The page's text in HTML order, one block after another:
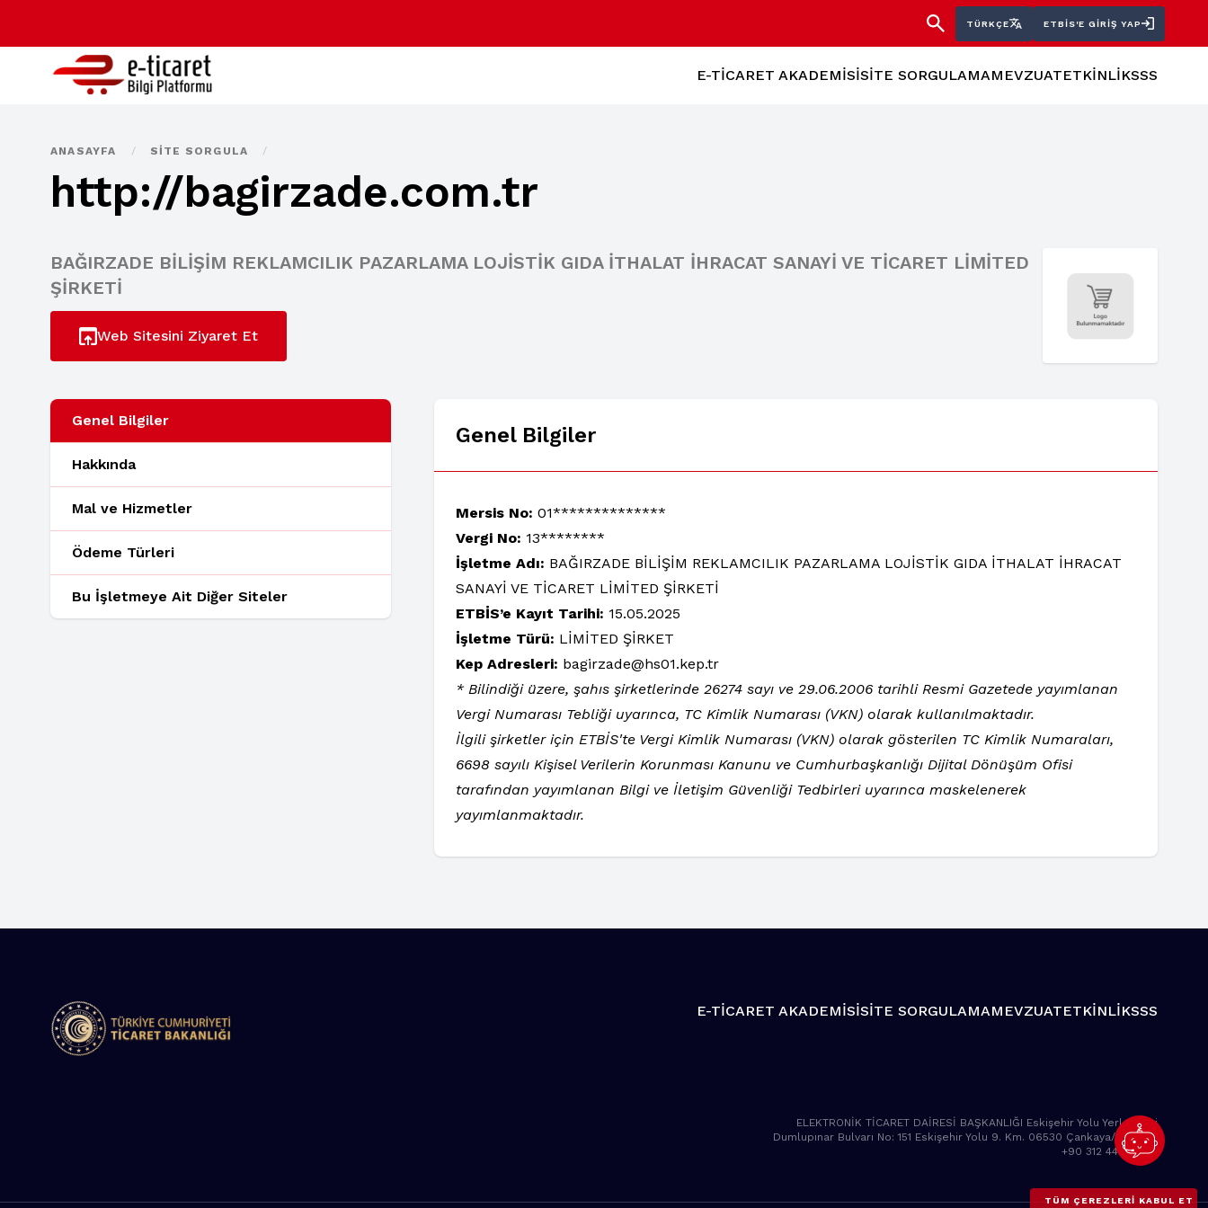
TÜRKÇE ETBİS'E GIRIŞ YAP
E-TİCARET AKADEMİSİSİTE SORGULAMAMEVZUATETKİNLİKSSS
ANASAYFA / SITE SORGULA /
http://bagirzade.com.tr
BAĞIRZADE BİLİŞİM REKLAMCILIK PAZARLAMA LOJİSTİK GIDA İTHALAT İHRACAT SANAYİ VE TİCARET LİMİTED
ŞİRKETİ
Web Sitesini Ziyaret Et
Genel Bilgiler
Hakkında
Mal ve Hizmetler
Ödeme Türleri
Bu İşletmeye Ait Diğer Siteler
Genel Bilgiler
Mersis No: 01**************
Vergi No: 13********
İşletme Adı: BAĞIRZADE BİLİŞİM REKLAMCILIK PAZARLAMA LOJİSTİK GIDA İTHALAT İHRACAT
SANAYİ VE TİCARET LİMİTED ŞİRKETİ
ETBİS’e Kayıt Tarihi: 15.05.2025
İşletme Türü: LİMİTED ŞİRKET
Kep Adresleri: bagirzade@hs01.kep.tr
* Bilindiği üzere, şahıs şirketlerinde 26274 sayı ve 29.06.2006 tarihli Resmi Gazetede yayımlanan
Vergi Numarası Tebliği uyarınca, TC Kimlik Numarası (VKN) olarak kullanılmaktadır.
İlgili şirketler için ETBİS'te Vergi Kimlik Numarası (VKN) olarak gösterilen TC Kimlik Numaraları,
6698 sayılı Kişisel Verilerin Korunması Kanunu ve Cumhurbaşkanlığı Dijital Dönüşüm Ofisi
tarafından yayımlanan Bilgi ve İletişim Güvenliği Tedbirleri uyarınca maskelenerek
yayımlanmaktadır.
E-TİCARET AKADEMİSİSİTE SORGULAMAMEVZUATETKİNLİKSSS
ELEKTRONİK TİCARET DAİRESİ BAŞKANLIĞI Eskişehir Yolu Yerleşkesi
Dumlupınar Bulvarı No: 151 Eskişehir Yolu 9. Km. 06530 Çankaya/ANKARA
+90 312 449 10 00
TÜM ÇEREZLERI KABUL ET